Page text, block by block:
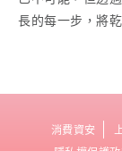
長的每一步，將
消費資安